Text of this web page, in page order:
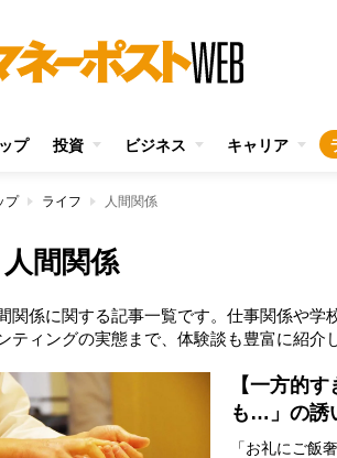
プ 投資 ビジネス キャリア
プ ライフ 人間関係
人間関係
関係に関する記事一覧です。仕事関係や
ティングの実態まで、体験談も豊富に紹介
【一方的
も…」の誘
「お礼にご飯